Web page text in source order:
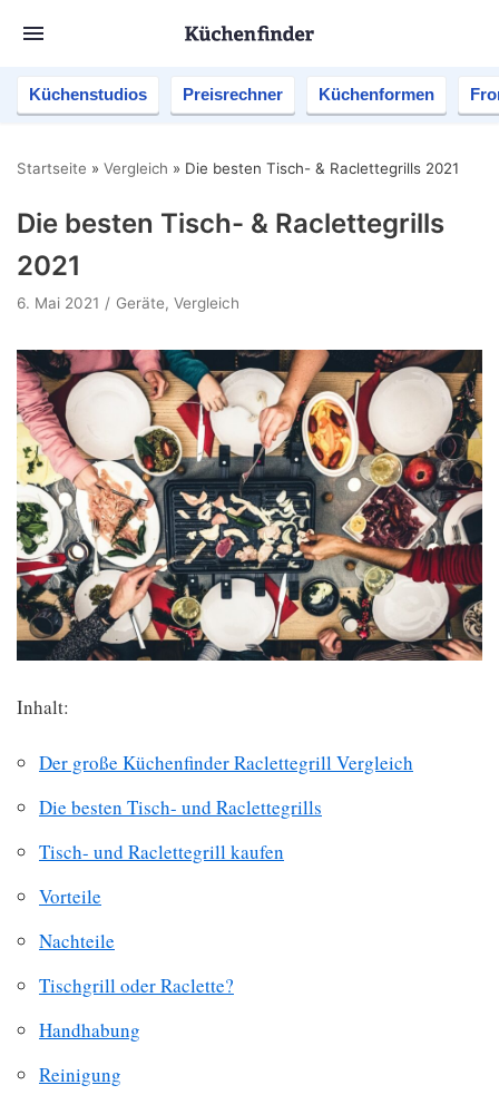
Küchenstudios Preisrechner Küchenformen
Startseite » Vergleich » Die besten Tisch- & Raclettegrills 2021
Die besten Tisch- & Raclettegrills
2021
6. Mai 2021 Geräte, Vergleich
Inhalt:
Der große Küchenfinder Raclettegrill Vergleich
Die besten Tisch- und Raclettegrills
Tisch- und Raclettegrill kaufen
Vorteile
Nachteile
Tischgrill oder Raclette?
Handhabung
Reinigung